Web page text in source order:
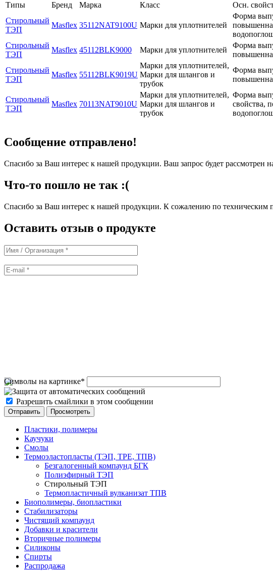
Типы Бренд Марка Класс
Осн.
Стирольный
ТЭП
Masflex 35112NAT9100U Марки для уплотнителей
Форма
Стирольный
ТЭП
Masflex 45112BLK9000 Марки для уплотнителей
Форма
Стирольный
ТЭП
Masflex 55112BLK9019U
Марки для уплотнителей,
Марки для шлангов и
трубок
Форма
Стирольный
ТЭП
Masflex 70113NAT9010U
Марки для уплотнителей,
Марки для шлангов и
трубок
Форма
свойства,
Сообщение отправлено!
Спасибо за Ваш интерес к нашей продукции. Ваш запрос будет
Что-то пошло не так :(
Спасибо за Ваш интерес к нашей продукции. К сожалению по техническим
Оставить отзыв о продукте
Символы на картинке*
Разрешить смайлики в этом сообщении
Пластики, полимеры
Каучуки
Смолы
Термоэластопласты (ТЭП, TPE, ТПВ)
Безгалогенный компаунд БГК
Полиэфирный ТЭП
Стирольный ТЭП
Термопластичный вулканизат ТПВ
Биополимеры, биопластики
Стабилизаторы
Чистящий компаунд
Добавки и красители
Вторичные полимеры
Силиконы
Спирты
Распродажа